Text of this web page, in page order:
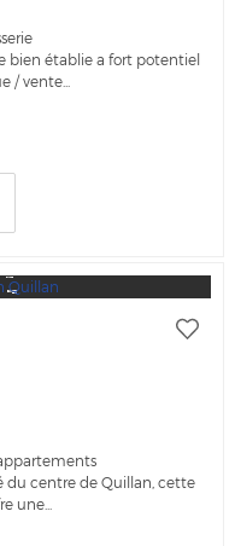
bien établie a fort potentiel
/ vente...
du centre de Quillan, cette
une...